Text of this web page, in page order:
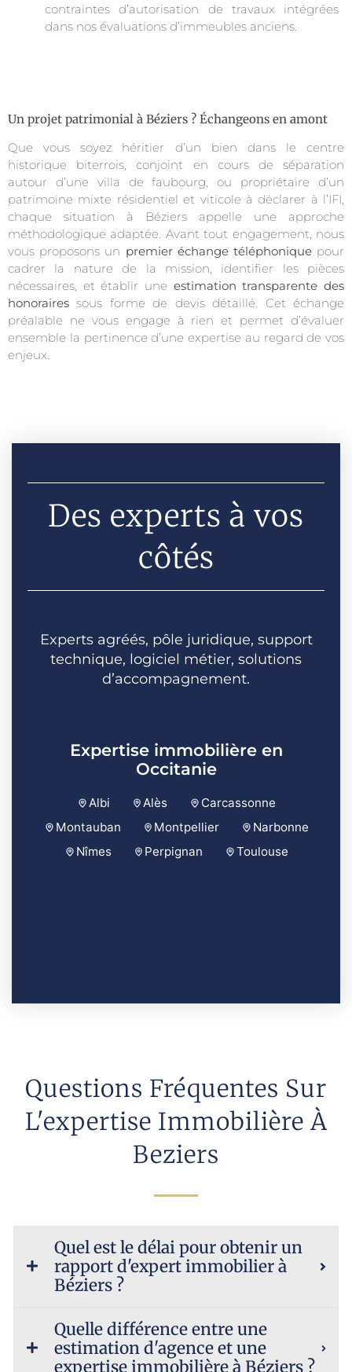
contraintes d’autorisation de travaux intégrées
dans nos évaluations d’immeubles anciens.
Un projet patrimonial à Béziers ? Échangeons en amont
Que vous soyez héritier d’un bien dans le centre
historique biterrois, conjoint en cours de séparation
autour d’une villa de faubourg, ou propriétaire d’un
patrimoine mixte résidentiel et viticole à déclarer à l’IFI,
chaque situation à Béziers appelle une approche
méthodologique adaptée. Avant tout engagement, nous
vous proposons un premier échange téléphoniquepour
cadrer la nature de la mission, identifier les pièces
nécessaires, et établir une estimation transparente des
honoraires sous forme de devis détaillé. Cet échange
préalable ne vous engage à rien et permet d’évaluer
ensemble la pertinence d’une expertise au regard de vos
enjeux.
Des experts à vos
côtés
Experts agréés, pôle juridique, support
technique, logiciel métier, solutions
d’accompagnement.
Expertise immobilière en
Occitanie
Albi Alès
Carcassonne
Montauban
Montpellier
Narbonne
Nîmes
Perpignan Toulouse
Questions Fréquentes Sur
L'expertise Immobilière À
Beziers
Quel est le délai pour obtenir un
rapport d'expert immobilier à
Béziers ?
Quelle différence entre une
estimation d'agence et une
expertise immobilière à Béziers ?